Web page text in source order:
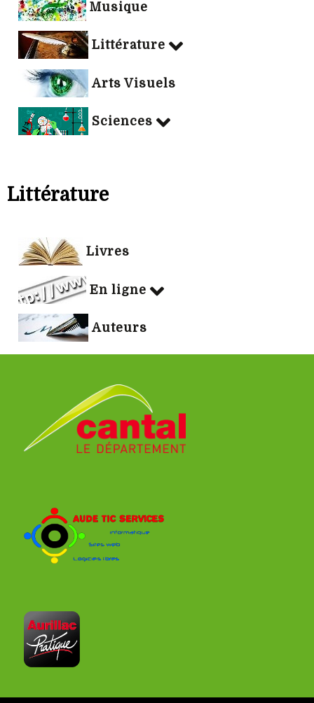
Musique
Littérature
Arts Visuels
Sciences
Littérature
Livres
En ligne
Auteurs